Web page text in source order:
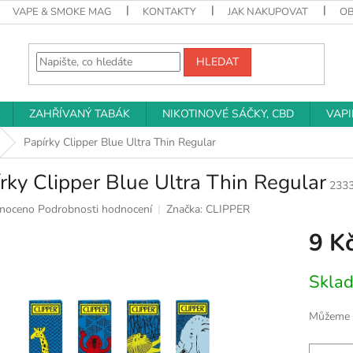
VAPE & SMOKE MAG KONTAKTY JAK NAKUPOVAT
HLEDAT
ZAHŘÍVANÝ TABÁK NIKOTINOVÉ SÁČKY, CBD
Papírky Clipper Blue Ultra Thin Regular
Clipper Blue Ultra Thin Regular
Podrobnosti hodnocení Značka: CLIPPER
9
cena: